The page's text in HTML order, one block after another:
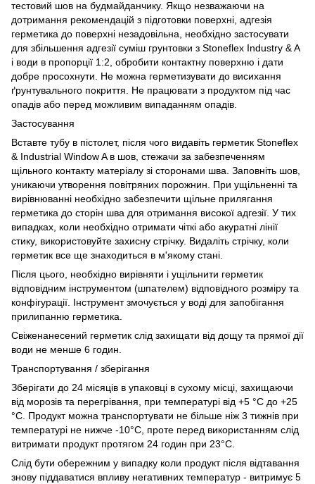
тестовий шов на будмайданчику. Якщо незважаючи на
дотримання рекомендацій з підготовки поверхні, адгезія
герметика до поверхні незадовільна, необхідно застосувати
для збільшення адгезії суміш грунтовки з Stoneflex Industry & A
і води в пропорції 1:2, обробити контактну поверхню і дати
добре просохнути. Не можна герметизувати до висихання
ґрунтувального покриття. Не працювати з продуктом під час
опадів або перед можливим випаданням опадів.
Застосування
Вставте тубу в пістолет, після чого видавіть герметик Stoneflex
& Industrial Window A в шов, стежачи за забезпеченням
щільного контакту матеріалу зі сторонами шва. Заповніть шов,
уникаючи утворення повітряних порожнин. При ущільненні та
вирівнюванні необхідно забезпечити щільне прилягання
герметика до сторін шва для отримання високої адгезії. У тих
випадках, коли необхідно отримати чіткі або акуратні лінії
стику, використовуйте захисну стрічку. Видаліть стрічку, коли
герметик все ще знаходиться в м'якому стані.
Після цього, необхідно вирівняти і ущільнити герметик
відповідним інструментом (шпателем) відповідного розміру та
конфігурації. Інструмент змочується у воді для запобігання
прилипанню герметика.
Свіженанесений герметик слід захищати від дощу та прямої дії
води не менше 6 годин.
Транспортування / зберігання
Зберігати до 24 місяців в упаковці в сухому місці, захищаючи
від морозів та перегрівання, при температурі від +5 °C до +25
°C. Продукт можна транспортувати не більше ніж 3 тижнів при
температурі не нижче -10°С, проте перед використанням слід
витримати продукт протягом 24 годин при 23°С.
Слід бути обережним у випадку коли продукт після відтавання
знову піддаватися впливу негативних температур - витримує 5